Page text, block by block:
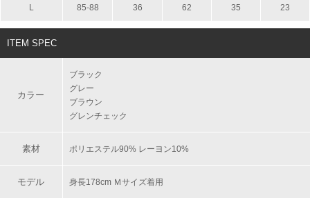
L 85-88 36 62 35 23
ITEM SPEC
カラー
ブラック
グレー
ブラウン
グレンチェック
素材 ポリエステル90% レーヨン10%
モデル 身長178cm Ｍサイズ着用